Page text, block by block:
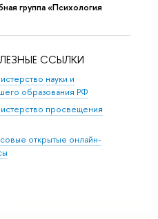
группа «Психология
ССЫЛКИ
науки и
образования РФ
просвещения
открытые онлайн-